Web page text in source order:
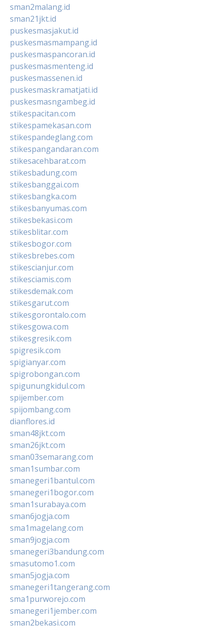
sman2malang.id
sman21jkt.id
puskesmasjakut.id
puskesmasmampang.id
puskesmaspancoran.id
puskesmasmenteng.id
puskesmassenen.id
puskesmaskramatjati.id
puskesmasngambeg.id
stikespacitan.com
stikespamekasan.com
stikespandeglang.com
stikespangandaran.com
stikesacehbarat.com
stikesbadung.com
stikesbanggai.com
stikesbangka.com
stikesbanyumas.com
stikesbekasi.com
stikesblitar.com
stikesbogor.com
stikesbrebes.com
stikescianjur.com
stikesciamis.com
stikesdemak.com
stikesgarut.com
stikesgorontalo.com
stikesgowa.com
stikesgresik.com
spigresik.com
spigianyar.com
spigrobongan.com
spigunungkidul.com
spijember.com
spijombang.com
dianflores.id
sman48jkt.com
sman26jkt.com
sman03semarang.com
sman1sumbar.com
smanegeri1bantul.com
smanegeri1bogor.com
sman1surabaya.com
sman6jogja.com
sma1magelang.com
sman9jogja.com
smanegeri3bandung.com
smasutomo1.com
sman5jogja.com
smanegeri1tangerang.com
sma1purworejo.com
smanegeri1jember.com
sman2bekasi.com